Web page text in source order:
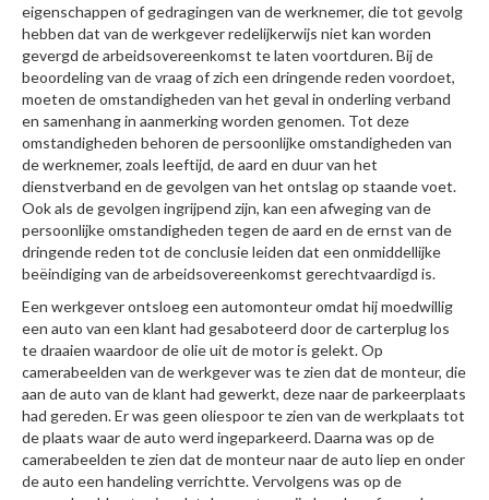
eigenschappen of gedragingen van de werknemer, die tot gevolg
hebben dat van de werkgever redelijkerwijs niet kan worden
gevergd de arbeidsovereenkomst te laten voortduren. Bij de
beoordeling van de vraag of zich een dringende reden voordoet,
moeten de omstandigheden van het geval in onderling verband
en samenhang in aanmerking worden genomen. Tot deze
omstandigheden behoren de persoonlijke omstandigheden van
de werknemer, zoals leeftijd, de aard en duur van het
dienstverband en de gevolgen van het ontslag op staande voet.
Ook als de gevolgen ingrijpend zijn, kan een afweging van de
persoonlijke omstandigheden tegen de aard en de ernst van de
dringende reden tot de conclusie leiden dat een onmiddellijke
beëindiging van de arbeidsovereenkomst gerechtvaardigd is.
Een werkgever ontsloeg een automonteur omdat hij moedwillig
een auto van een klant had gesaboteerd door de carterplug los
te draaien waardoor de olie uit de motor is gelekt. Op
camerabeelden van de werkgever was te zien dat de monteur, die
aan de auto van de klant had gewerkt, deze naar de parkeerplaats
had gereden. Er was geen oliespoor te zien van de werkplaats tot
de plaats waar de auto werd ingeparkeerd. Daarna was op de
camerabeelden te zien dat de monteur naar de auto liep en onder
de auto een handeling verrichtte. Vervolgens was op de